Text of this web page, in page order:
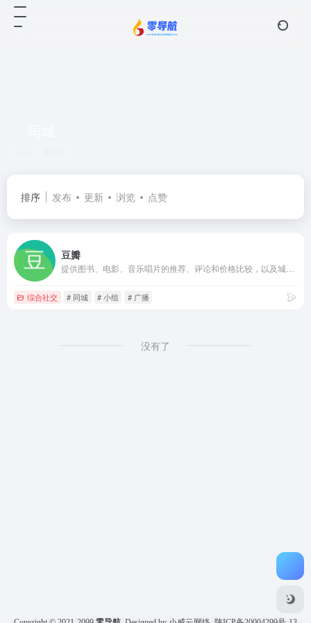
排序 发布 更新 浏览 点赞
豆瓣
综合社交 # 同城 # 小组 # 广播
没有了